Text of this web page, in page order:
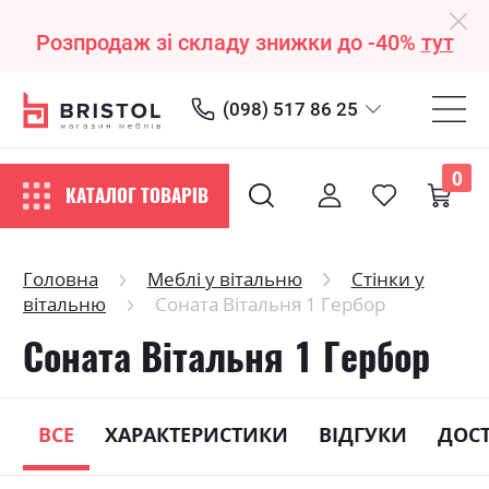
Розпродаж зі складу знижки до -40% тут
(098) 517 86 25
КАТАЛОГ ТОВАРІВ
0
Головна Меблі у вітальню
Стінки у
вітальню
Соната Вітальня 1 Гербор
Соната Вітальня 1 Гербор
ВСЕ ХАРАКТЕРИСТИКИ ВІДГУКИ